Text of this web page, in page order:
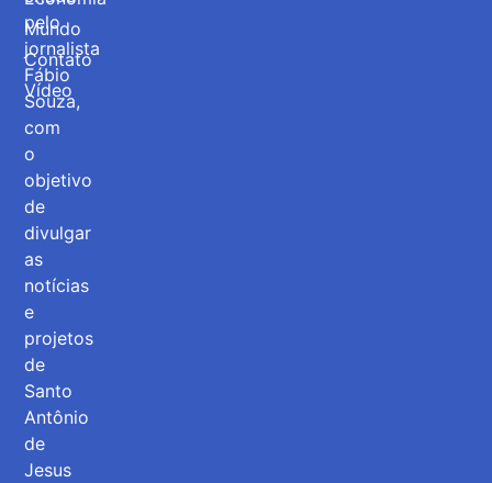
pelo
jornalista
Fábio
Souza,
com
o
objetivo
de
divulgar
as
notícias
e
projetos
de
Santo
Antônio
de
Jesus
Mundo
Contato
Vídeo